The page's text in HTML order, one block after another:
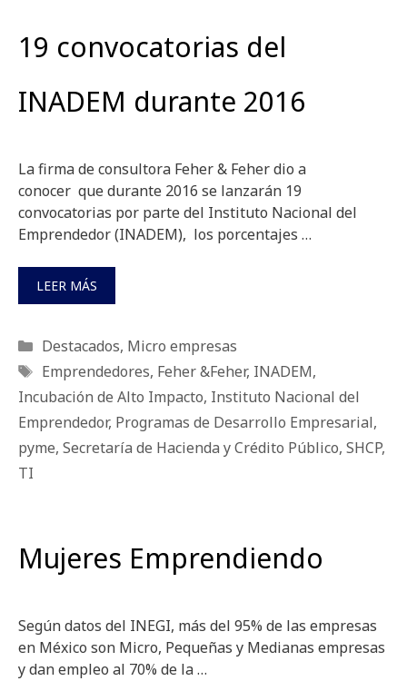
19 convocatorias del
INADEM durante 2016
La firma de consultora Feher & Feher dio a
conocer que durante 2016 se lanzarán 19
convocatorias por parte del Instituto Nacional del
Emprendedor (INADEM), los porcentajes …
LEER MÁS
Categorías
Destacados, Micro empresas
Etiquetas
Emprendedores, Feher &Feher, INADEM,
Incubación de Alto Impacto, Instituto Nacional del
Emprendedor, Programas de Desarrollo Empresarial,
pyme, Secretaría de Hacienda y Crédito Público, SHCP,
TI
Mujeres Emprendiendo
Según datos del INEGI, más del 95% de las empresas
en México son Micro, Pequeñas y Medianas empresas
y dan empleo al 70% de la …